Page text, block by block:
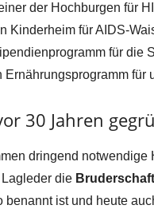
der Hochburgen für
Kinderheim für AIDS-
für die
für
30 Jahren
dringend notwendige
die Bruderschaft
ist und heute